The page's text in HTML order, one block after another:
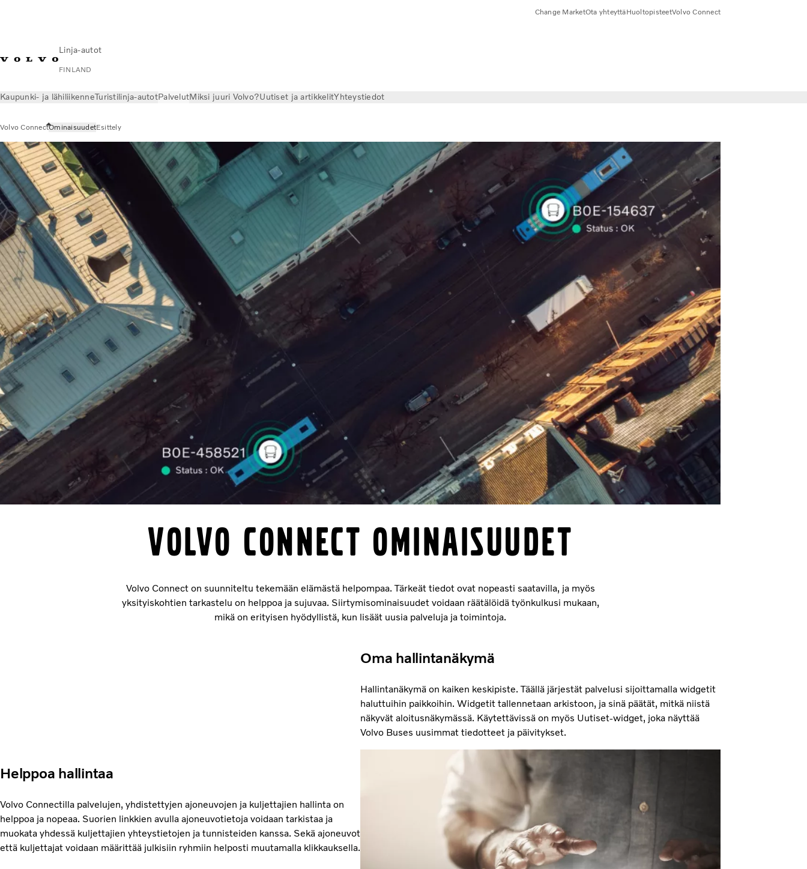
Linja-autot
FINLAND
Change MarketOta yhteyttäHuoltopisteetVolvo Connect
Kaupunki- ja lähiliikenneTuristilinja-autotPalvelutMiksi juuri Volvo?Uutiset ja artikkelitYhteystiedot
Volvo ConnectOminaisuudetEsittely
Volvo Connect ominaisuudet
Volvo Connect on suunniteltu tekemään elämästä helpompaa. Tärkeät tiedot ovat nopeasti saatavilla, ja myös
yksityiskohtien tarkastelu on helppoa ja sujuvaa. Siirtymisominaisuudet voidaan räätälöidä työnkulkusi mukaan,
mikä on erityisen hyödyllistä, kun lisäät uusia palveluja ja toimintoja.
Oma hallintanäkymä
Hallintanäkymä on kaiken keskipiste. Täällä järjestät palvelusi sijoittamalla widgetit
haluttuihin paikkoihin. Widgetit tallennetaan arkistoon, ja sinä päätät, mitkä niistä
näkyvät aloitusnäkymässä. Käytettävissä on myös Uutiset-widget, joka näyttää
Volvo Buses uusimmat tiedotteet ja päivitykset.
Helppoa hallintaa
Volvo Connectilla palvelujen, yhdistettyjen ajoneuvojen ja kuljettajien hallinta on
helppoa ja nopeaa. Suorien linkkien avulla ajoneuvotietoja voidaan tarkistaa ja
muokata yhdessä kuljettajien yhteystietojen ja tunnisteiden kanssa. Sekä ajoneuvot
että kuljettajat voidaan määrittää julkisiin ryhmiin helposti muutamalla klikkauksella.